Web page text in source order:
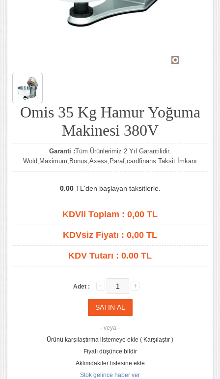
Omis 35 Kg Hamur Yoğuma
Makinesi 380V
Garanti :Tüm Ürünlerimiz 2 Yıl Garantilidir.
Wold,Maximum,Bonus,Axess,Paraf,cardfinans Taksit İmkanı
0.00TL'den başlayan taksitlerle.
KDVli Toplam : 0,00 TL
KDVsiz Fiyatı : 0,00 TL
KDV Tutarı : 0.00 TL
Adet :
- veya -
Ürünü karşılaştırma listemeye ekle ( Karşılaştır )
Fiyatı düşünce bildir
Aklımdakiler listesine ekle
Stok gelince haber ver